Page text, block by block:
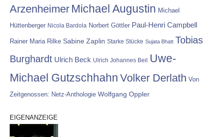
Arzenheimer Michael Augustin Michael
Hüttenberger Nicola Bardola Norbert Göttler Paul-Henri Campbell
Rainer Maria Rilke Sabine Zaplin Starke Stücke Sujata Bhatt Tobias
Burghardt Ulrich Beck Ulrich Johannes Beil
Uwe-
Michael Gutzschhahn Volker Derlath Von
Zeitgenossen: Netz-Anthologie Wolfgang Oppler
EIGENANZEIGE